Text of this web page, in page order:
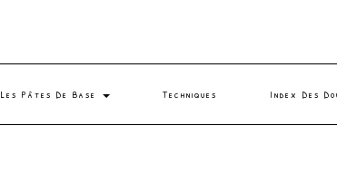
Les Pâtes De Base Techniques Index Des